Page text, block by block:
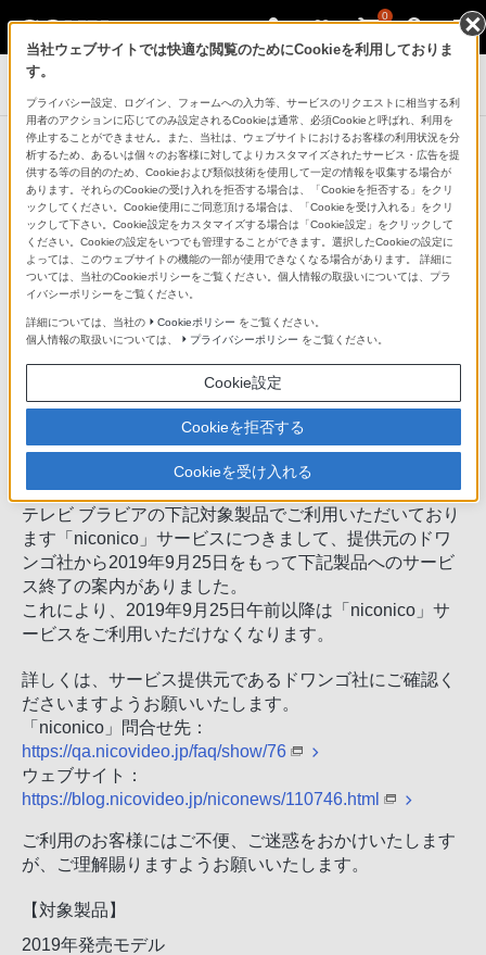
0
テレビ ブラビア
お知らせ お知らせ一覧に戻る
2019年6月21日
ソニー株式会社
ソニーホームエンタテインメント＆サウンドプロダクツ
ソニーマーケティング株式会社
「niconico」サービスの終了について
平素は、ソニー製品をご愛用いただき、誠にありがとう
テレビ ブラビアの下記対象製品でご利用いただいており
ます「niconico」サービスにつきまして、提供元のドワ
ンゴ社から2019年9月25日をもって下記製品へのサービ
ス終了の案内がありました。
これにより、2019年9月25日午前以降は「niconico」サ
ービスをご利用いただけなくなります。
詳しくは、サービス提供元であるドワンゴ社にご確認く
ださいますようお願いいたします。
「niconico」問合せ先：
https://qa.nicovideo.jp/faq/show/76
ウェブサイト：
https://blog.nicovideo.jp/niconews/110746.html
ご利用のお客様にはご不便、ご迷惑をおかけいたします
が、ご理解賜りますようお願いいたします。
【対象製品】
2019年発売モデル
当社ウェブサイトでは快適な閲覧のためにCookieを利用しておりま
す。
プライバシー設定、ログイン、フォームへの入力等、サービスのリクエストに相当する利
用者のアクションに応じてのみ設定されるCookieは通常、必須Cookieと呼ばれ、利用を
停止することができません。また、当社は、ウェブサイトにおけるお客様の利用状況を分
析するため、あるいは個々のお客様に対してよりカスタマイズされたサービス・広告を提
供する等の目的のため、Cookieおよび類似技術を使用して一定の情報を収集する場合が
あります。それらのCookieの受け入れを拒否する場合は、「Cookieを拒否する」をクリ
ックしてください。Cookie使用にご同意頂ける場合は、「Cookieを受け入れる」をクリ
ックして下さい。Cookie設定をカスタマイズする場合は「Cookie設定」をクリックして
ください。Cookieの設定をいつでも管理することができます。選択したCookieの設定に
よっては、このウェブサイトの機能の一部が使用できなくなる場合があります。 詳細に
ついては、当社のCookieポリシーをご覧ください。個人情報の取扱いについては、プラ
イバシーポリシーをご覧ください。
詳細については、当社の Cookieポリシー をご覧ください。
個人情報の取扱いについては、
プライバシーポリシー をご覧ください。
Cookie設定
Cookieを拒否する
Cookieを受け入れる